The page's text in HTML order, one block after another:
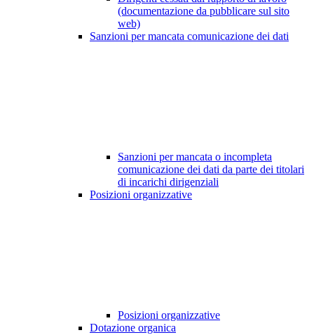
(documentazione da pubblicare sul sito
web)
Sanzioni per mancata comunicazione dei dati
Sanzioni per mancata o incompleta
comunicazione dei dati da parte dei titolari
di incarichi dirigenziali
Posizioni organizzative
Posizioni organizzative
Dotazione organica